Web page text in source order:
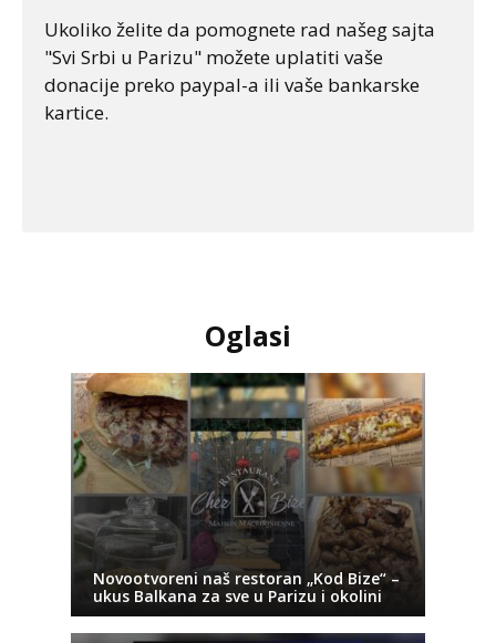
Ukoliko želite da pomognete rad našeg sajta
"Svi Srbi u Parizu" možete uplatiti vaše
donacije preko paypal-a ili vaše bankarske
kartice.
Oglasi
Novootvoreni naš restoran „Kod Bize“ –
ukus Balkana za sve u Parizu i okolini